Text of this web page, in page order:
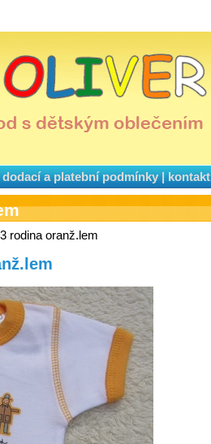
dodací a platební podmínky|kontakt
rodina oranž.lem